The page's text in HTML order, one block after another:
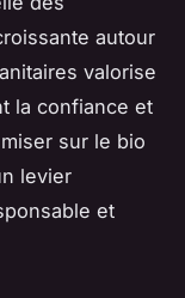
autour
valorise
la confiance et
sur le bio
levier
et